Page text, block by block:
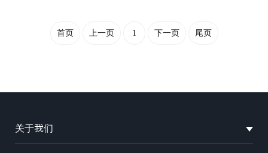
首页 上一页 1 下一页 尾页
关于我们